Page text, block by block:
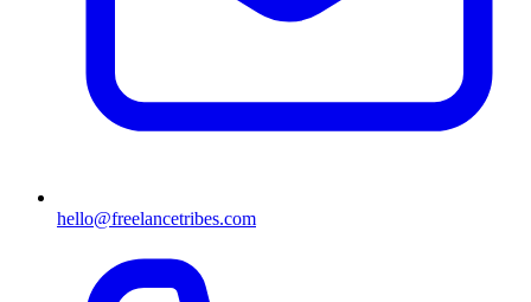
hello@freelancetribes.com